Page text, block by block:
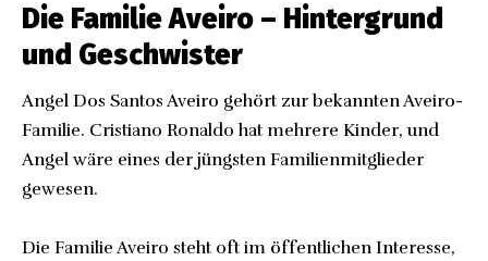
Die Familie Aveiro – Hintergrund
und Geschwister
Angel Dos Santos Aveiro gehört zur bekannten Aveiro-
Familie. Cristiano Ronaldo hat mehrere Kinder, und
Angel wäre eines der jüngsten Familienmitglieder
gewesen.
Die Familie Aveiro steht oft im öffentlichen Interesse,